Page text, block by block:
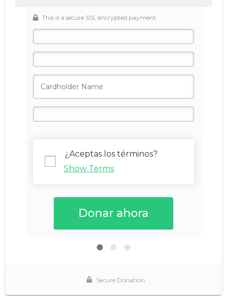
This is a secure SSL encrypted payment.
Show Terms
¿Aceptas los términos?
Secure Donation